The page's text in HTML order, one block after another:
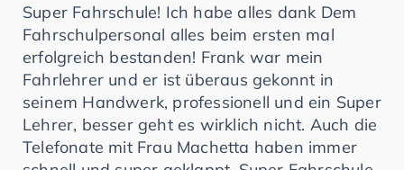
Super Fahrschule! Ich habe alles dank Dem
Fahrschulpersonal alles beim ersten mal
erfolgreich bestanden! Frank war mein
Fahrlehrer und er ist überaus gekonnt in
seinem Handwerk, professionell und ein Super
Lehrer, besser geht es wirklich nicht. Auch die
Telefonate mit Frau Machetta haben immer